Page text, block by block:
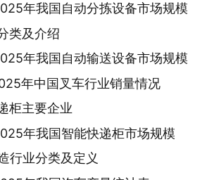
年我国自动分拣设备市场规模
类及介绍
年我国自动输送设备市场规模
年中国叉车行业销量情况
柜主要企业
年我国智能快递柜市场规模
行业分类及定义